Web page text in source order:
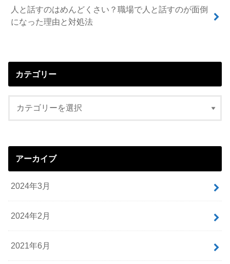
人と話すのはめんどくさい？職場で人と話すのが面倒
になった理由と対処法
カテゴリー
アーカイブ
2024年3月
2024年2月
2021年6月